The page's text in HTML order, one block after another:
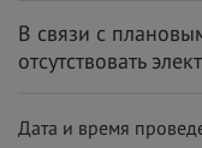
В связи с
отсутствовать
Дата и время